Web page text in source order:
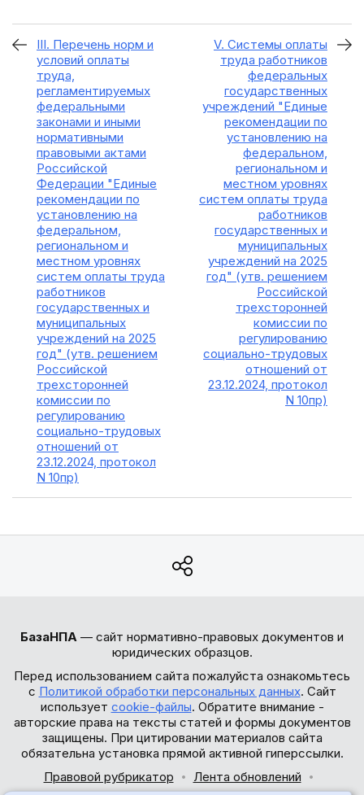
III. Перечень норм и
условий оплаты
труда,
регламентируемых
федеральными
законами и иными
нормативными
правовыми актами
Российской
Федерации "Единые
рекомендации по
установлению на
федеральном,
региональном и
местном уровнях
систем оплаты труда
работников
государственных и
муниципальных
учреждений на 2025
год" (утв. решением
Российской
трехсторонней
комиссии по
регулированию
социально-трудовых
отношений от
23.12.2024, протокол
N 10пр)
V. Системы оплаты
труда работников
федеральных
государственных
учреждений "Единые
рекомендации по
установлению на
федеральном,
региональном и
местном уровнях
систем оплаты труда
работников
государственных и
муниципальных
учреждений на 2025
год" (утв. решением
Российской
трехсторонней
комиссии по
регулированию
социально-трудовых
отношений от
23.12.2024, протокол
N 10пр)
БазаНПА — сайт нормативно-правовых документов и
юридических образцов.
Перед использованием сайта пожалуйста ознакомьтесь
с Политикой обработки персональных данных. Сайт
использует cookie-файлы. Обратите внимание -
авторские права на тексты статей и формы документов
защищены. При цитировании материалов сайта
обязательна установка прямой активной гиперссылки.
Правовой рубрикатор
Лента обновлений